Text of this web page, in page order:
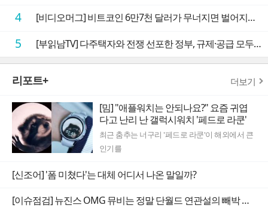
4 [비디오머그] 비트코인 6만7천 달러가 무너지면 벌어지는 일
5 [부읽남TV] 다주택자와 전쟁 선포한 정부, 규제·공급 모두 실효성 의문
리포트+ 더보기
[밈] "애플워치는 안되나요?" 요즘 귀엽
다고 난리 난 갤럭시워치 '페드로 라쿤'
최근 춤추는 너구리 '페드로 라쿤'이 해외에서 큰
인기를
[신조어] '폼 미쳤다'는 대체 어디서 나온 말일까?
[이슈점검] 뉴진스 OMG 뮤비는 정말 단월드 연관설의 빼박 증거일까